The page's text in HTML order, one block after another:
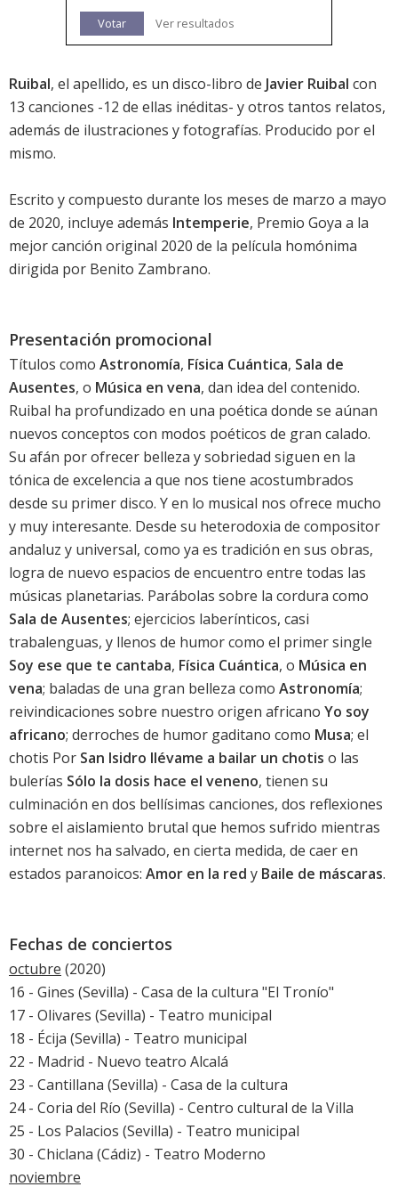
Votar Ver resultados
Ruibal, el apellido, es un disco-libro de Javier Ruibal con
13 canciones -12 de ellas inéditas- y otros tantos relatos,
además de ilustraciones y fotografías. Producido por el
mismo.
Escrito y compuesto durante los meses de marzo a mayo
de 2020, incluye además Intemperie, Premio Goya a la
mejor canción original 2020 de la película homónima
dirigida por Benito Zambrano.
Presentación promocional
Títulos como Astronomía, Física Cuántica, Sala de
Ausentes, o Música en vena, dan idea del contenido.
Ruibal ha profundizado en una poética donde se aúnan
nuevos conceptos con modos poéticos de gran calado.
Su afán por ofrecer belleza y sobriedad siguen en la
tónica de excelencia a que nos tiene acostumbrados
desde su primer disco. Y en lo musical nos ofrece mucho
y muy interesante. Desde su heterodoxia de compositor
andaluz y universal, como ya es tradición en sus obras,
logra de nuevo espacios de encuentro entre todas las
músicas planetarias. Parábolas sobre la cordura como
Sala de Ausentes; ejercicios laberínticos, casi
trabalenguas, y llenos de humor como el primer single
Soy ese que te cantaba, Física Cuántica, o Música en
vena; baladas de una gran belleza como Astronomía;
reivindicaciones sobre nuestro origen africano Yo soy
africano; derroches de humor gaditano como Musa; el
chotis Por San Isidro llévame a bailar un chotis o las
bulerías Sólo la dosis hace el veneno, tienen su
culminación en dos bellísimas canciones, dos reflexiones
sobre el aislamiento brutal que hemos sufrido mientras
internet nos ha salvado, en cierta medida, de caer en
estados paranoicos: Amor en la red y Baile de máscaras.
Fechas de conciertos
octubre (2020)
16 - Gines (Sevilla) - Casa de la cultura "El Tronío"
17 - Olivares (Sevilla) - Teatro municipal
18 - Écija (Sevilla) - Teatro municipal
22 - Madrid - Nuevo teatro Alcalá
23 - Cantillana (Sevilla) - Casa de la cultura
24 - Coria del Río (Sevilla) - Centro cultural de la Villa
25 - Los Palacios (Sevilla) - Teatro municipal
30 - Chiclana (Cádiz) - Teatro Moderno
noviembre